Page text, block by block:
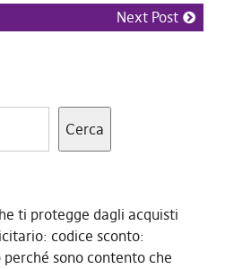
Next Post
Cerca
ti protegge dagli acquisti
codice sconto:
perché sono contento che